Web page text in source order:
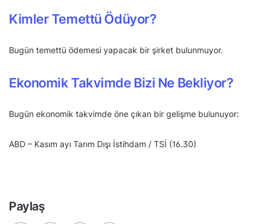
Kimler Temettü Ödüyor?
Bugün temettü ödemesi yapacak bir şirket bulunmuyor.
Ekonomik Takvimde Bizi Ne Bekliyor?
Bugün ekonomik takvimde öne çıkan bir gelişme bulunuyor:
ABD – Kasım ayı Tarım Dışı İstihdam / TSİ (16.30)
Paylaş